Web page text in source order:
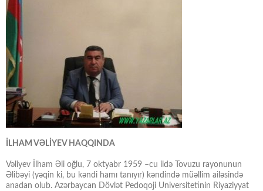
İLHAM VƏLİYEV HAQQINDA
Vəliyev İlham Əli oğlu, 7 oktyabr 1959 –cu ildə Tovuzu rayonunun
Əlibəyi (yəqin ki, bu kəndi hamı tanıyır) kəndində müəllim ailəsində
anadan olub. Azərbaycan Dövlət Pedoqoji Universitetinin Riyaziyyat